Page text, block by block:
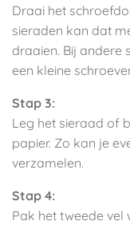
Draai het
sieraden kan dat
draaien. Bij andere
een kleine
Stap 3:
Leg het sieraad of
papier. Zo kan je
verzamelen.
Stap 4:
Pak het tweede vel